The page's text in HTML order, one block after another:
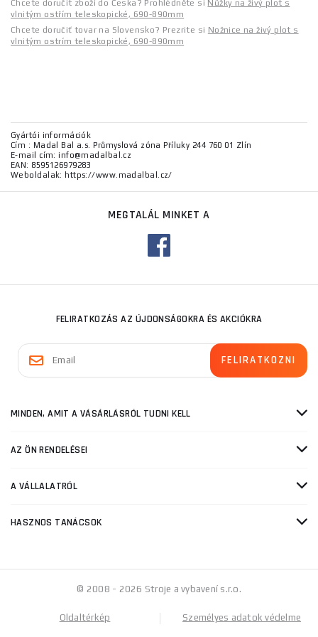
Chcete doručit zboží do Česka? Prohlédněte si Nůžky na živý plot s
vlnitým ostřím teleskopické, 690-890mm
Chcete doručiť tovar na Slovensko? Prezrite si Nožnice na živý plot s
vlnitým ostrím teleskopické, 690-890mm
Gyártói információk
Cím : Madal Bal a.s. Průmyslová zóna Příluky 244 760 01 Zlín
E-mail cím: info@madalbal.cz
EAN: 8595126979283
Weboldalak: https://www.madalbal.cz/
MEGTALÁL MINKET A
FELIRATKOZÁS AZ ÚJDONSÁGOKRA ÉS AKCIÓKRA
MINDEN, AMIT A VÁSÁRLÁSRÓL TUDNI KELL
AZ ÖN RENDELÉSEI
A VÁLLALATRÓL
HASZNOS TANÁCSOK
© 2008 - 2026 Stroje a vybavení s.r.o.
Oldaltérkép Személyes adatok védelme